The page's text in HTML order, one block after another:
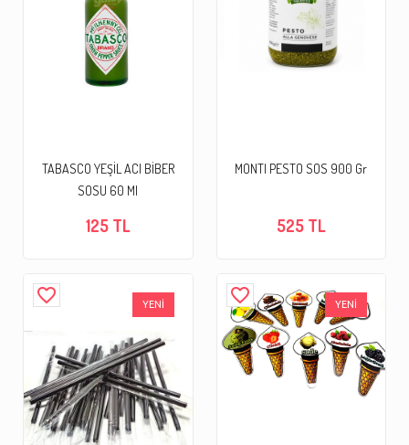
TABASCO YEŞİL ACI BİBER
SOSU 60 Ml
125 TL
MONTI PESTO SOS 900 Gr
525 TL
favorite_border YENİ favorite_border YENİ